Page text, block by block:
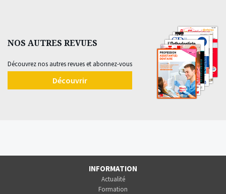
NOS AUTRES REVUES
Découvrez nos autres revues et abonnez-vous
Découvrir
INFORMATION
Actualité
Formation